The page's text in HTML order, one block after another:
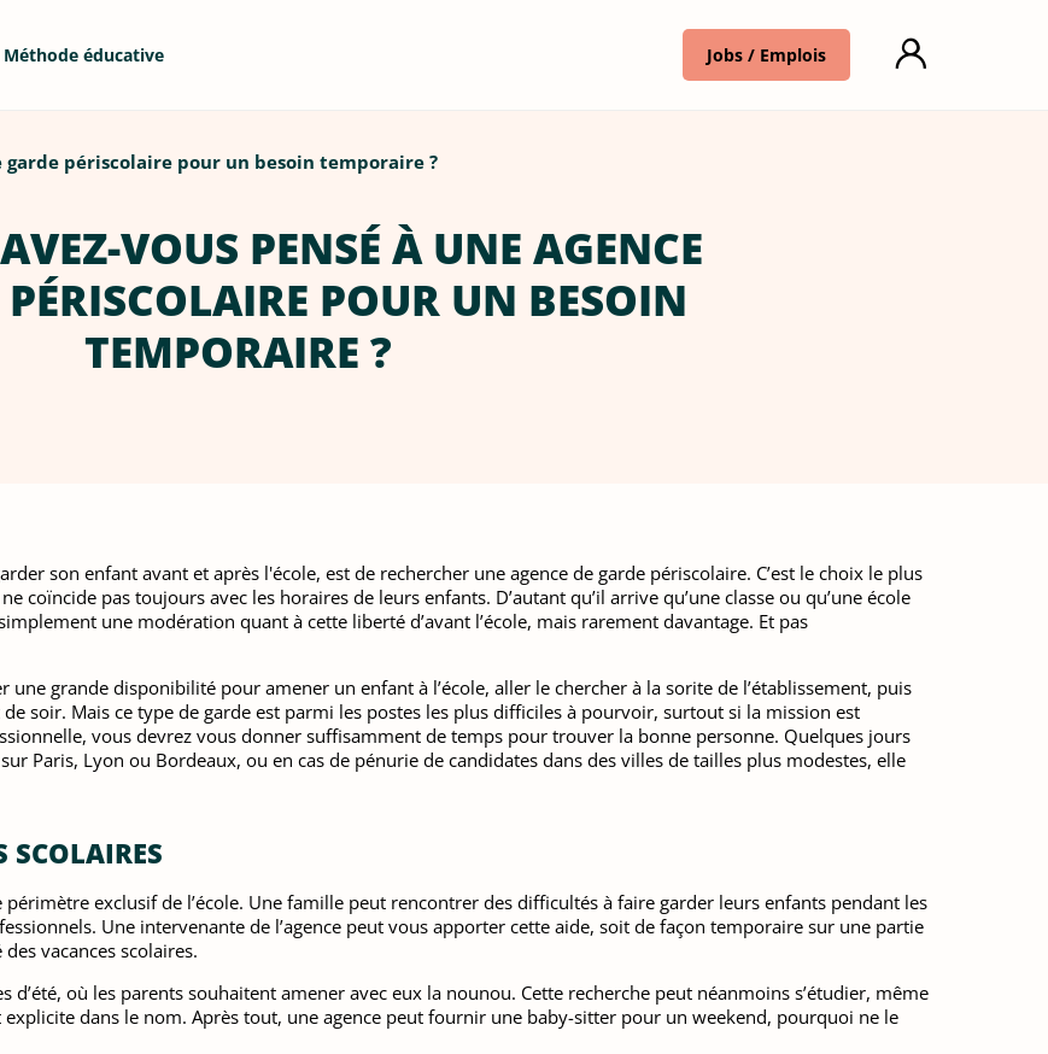
Jobs / Emplois
Méthode éducative
garde périscolaire pour un besoin temporaire ?
VOUS PENSÉ À UNE AGENCE
PÉRISCOLAIRE POUR UN BESOIN
TEMPORAIRE ?
son enfant avant et après l'école, est de rechercher une agence de garde périscolaire. C’est le choix le plus
coïncide pas toujours avec les horaires de leurs enfants. D’autant qu’il arrive qu’une classe ou qu’une école
une modération quant à cette liberté d’avant l’école, mais rarement davantage. Et pas
une grande disponibilité pour amener un enfant à l’école, aller le chercher à la sorite de l’établissement, puis
soir. Mais ce type de garde est parmi les postes les plus difficiles à pourvoir, surtout si la mission est
vous devrez vous donner suffisamment de temps pour trouver la bonne personne. Quelques jours
Paris, Lyon ou Bordeaux, ou en cas de pénurie de candidates dans des villes de tailles plus modestes, elle
SCOLAIRES
exclusif de l’école. Une famille peut rencontrer des difficultés à faire garder leurs enfants pendant les
Une intervenante de l’agence peut vous apporter cette aide, soit de façon temporaire sur une partie
vacances scolaires.
d’été, où les parents souhaitent amener avec eux la nounou. Cette recherche peut néanmoins s’étudier, même
dans le nom. Après tout, une agence peut fournir une baby-sitter pour un weekend, pourquoi ne le